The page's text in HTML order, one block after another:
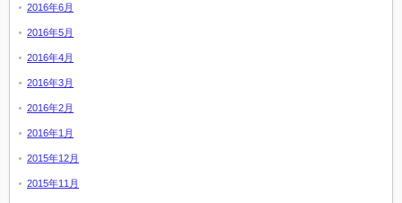
2016年6月
2016年5月
2016年4月
2016年3月
2016年2月
2016年1月
2015年12月
2015年11月